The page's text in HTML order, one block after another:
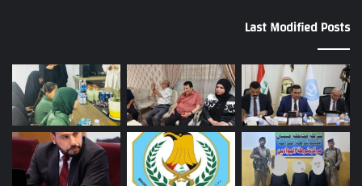
Last Modified Posts